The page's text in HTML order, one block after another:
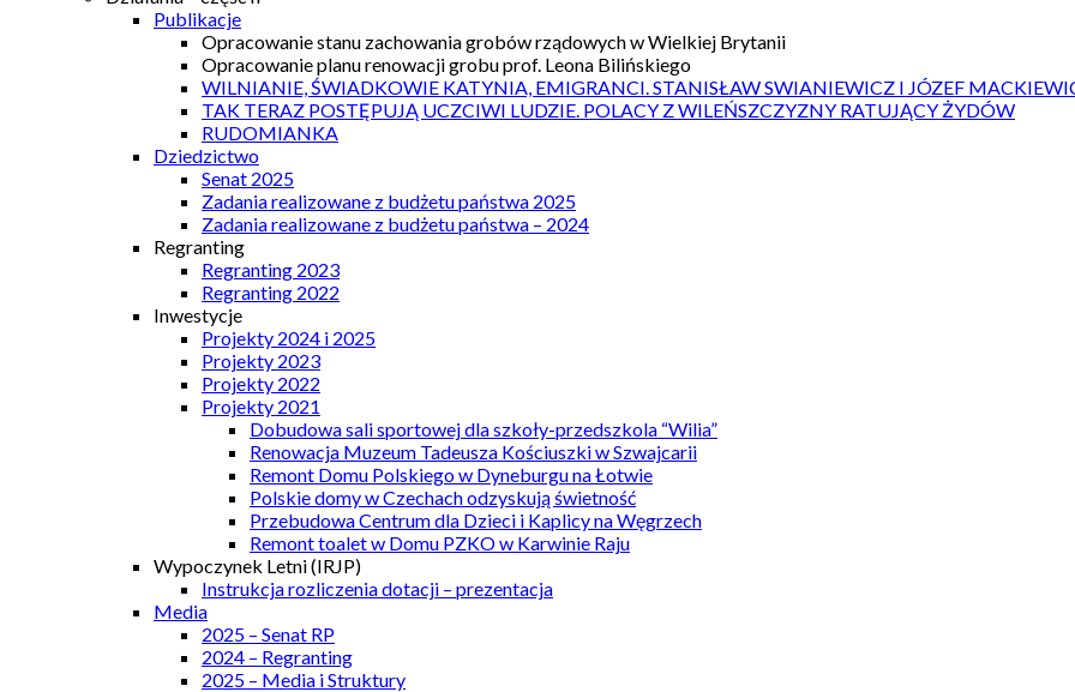
Publikacje
Opracowanie stanu zachowania grobów rządowych w Wielkiej Brytanii
Opracowanie planu renowacji grobu prof. Leona Bilińskiego
WILNIANIE, ŚWIADKOWIE KATYNIA, EMIGRANCI. STANISŁAW SWIANIEWICZ I JÓZEF
TAK TERAZ POSTĘPUJĄ UCZCIWI LUDZIE. POLACY Z WILEŃSZCZYZNY RATUJĄCY ŻYDÓW
RUDOMIANKA
Dziedzictwo
Senat 2025
Zadania realizowane z budżetu państwa 2025
Zadania realizowane z budżetu państwa – 2024
Regranting
Regranting 2023
Regranting 2022
Inwestycje
Projekty 2024 i 2025
Projekty 2023
Projekty 2022
Projekty 2021
Dobudowa sali sportowej dla szkoły-przedszkola “Wilia”
Renowacja Muzeum Tadeusza Kościuszki w Szwajcarii
Remont Domu Polskiego w Dyneburgu na Łotwie
Polskie domy w Czechach odzyskują świetność
Przebudowa Centrum dla Dzieci i Kaplicy na Węgrzech
Remont toalet w Domu PZKO w Karwinie Raju
Wypoczynek Letni (IRJP)
Instrukcja rozliczenia dotacji – prezentacja
Media
2025 – Senat RP
2024 – Regranting
2025 – Media i Struktury